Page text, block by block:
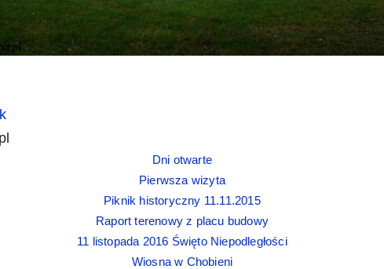
Dni otwarte
Pierwsza wizyta
Piknik historyczny 11.11.2015
Raport terenowy z placu budowy
11 listopada 2016 Święto Niepodległości
Wiosna w Chobieni